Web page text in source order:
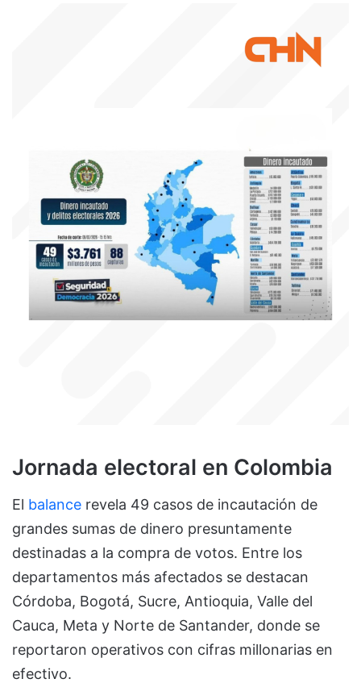
Jornada electoral en Colombia
El balance revela 49 casos de incautación de
grandes sumas de dinero presuntamente
destinadas a la compra de votos. Entre los
departamentos más afectados se destacan
Córdoba, Bogotá, Sucre, Antioquia, Valle del
Cauca, Meta y Norte de Santander, donde se
reportaron operativos con cifras millonarias en
efectivo.